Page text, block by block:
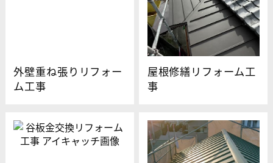
外壁重ね張りリフォー
ム工事
屋根修繕リフォーム工
事